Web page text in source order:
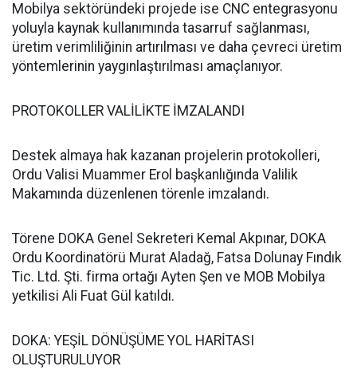
Mobilya sektöründeki projede ise CNC entegrasyonu
yoluyla kaynak kullanımında tasarruf sağlanması,
üretim verimliliğinin artırılması ve daha çevreci üretim
yöntemlerinin yaygınlaştırılması amaçlanıyor.
PROTOKOLLER VALİLİKTE İMZALANDI
Destek almaya hak kazanan projelerin protokolleri,
Ordu Valisi Muammer Erol başkanlığında Valilik
Makamında düzenlenen törenle imzalandı.
Törene DOKA Genel Sekreteri Kemal Akpınar, DOKA
Ordu Koordinatörü Murat Aladağ, Fatsa Dolunay Fındık
Tic. Ltd. Şti. firma ortağı Ayten Şen ve MOB Mobilya
yetkilisi Ali Fuat Gül katıldı.
DOKA: YEŞİL DÖNÜŞÜME YOL HARİTASI
OLUŞTURULUYOR